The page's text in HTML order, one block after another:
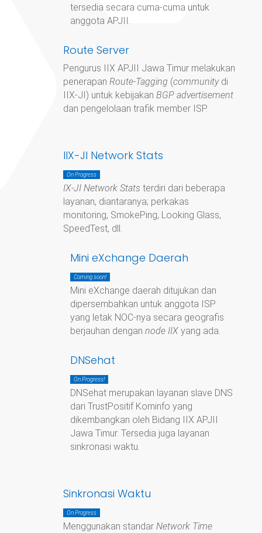
tersedia secara cuma-cuma untuk
anggota APJII.
Route Server
Pengurus IIX APJII Jawa Timur melakukan
penerapan Route-Tagging (communitydi
IIX-JI) untuk kebijakan BGP advertisement
dan pengelolaan trafik member ISP.
IIX-JI Network Stats
On Progress
IX-JI Network Stats terdiri dari beberapa
layanan, diantaranya; perkakas
monitoring, SmokePing, Looking Glass,
SpeedTest, dll.
Mini eXchange Daerah
Coming soon!
Mini eXchange daerah ditujukan dan
dipersembahkan untuk anggota ISP
yang letak NOC-nya secara geografis
berjauhan dengan node IIXyang ada.
DNSehat
On Progress!
DNSehat merupakan layanan slave DNS
dari TrustPositif Kominfo yang
dikembangkan oleh Bidang IIX APJII
Jawa Timur. Tersedia juga layanan
sinkronasi waktu.
Sinkronasi Waktu
On Progress
Menggunakan standar Network Time